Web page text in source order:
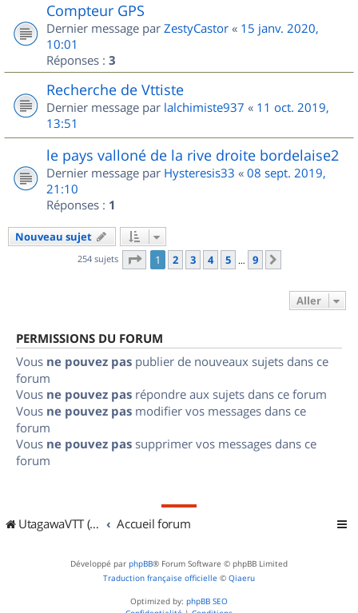
Compteur GPS
Dernier message par ZestyCastor « 15 janv. 2020,
10:01
Réponses : 3
Recherche de Vttiste
Dernier message par lalchimiste937 « 11 oct. 2019,
13:51
le pays valloné de la rive droite bordelaise2
Dernier message par Hysteresis33 « 08 sept. 2019,
21:10
Réponses : 1
Nouveau sujet
254 sujets Page 1sur
1 2 3 4 5 … 9
Aller
PERMISSIONS DU FORUM
Vous ne pouvez pas publier de nouveaux sujets dans ce
forum
Vous ne pouvez pas répondre aux sujets dans ce forum
Vous ne pouvez pas modifier vos messages dans ce
forum
Vous ne pouvez pas supprimer vos messages dans ce
forum
UtagawaVTT (Randos VTT et VTTAE avec traces GPS) Accueil forum
Développé par phpBB® Forum Software © phpBB Limited
Traduction française officielle © Qiaeru
Optimized by: phpBB SEO